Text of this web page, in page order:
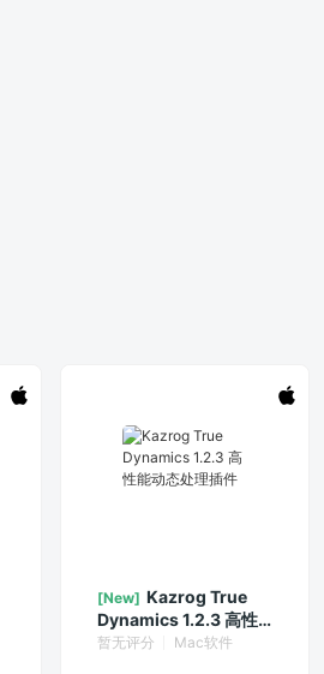
[New] Kazrog True
Dynamics 1.2.3 高性
能动态处理插件
暂无评分 Mac软件